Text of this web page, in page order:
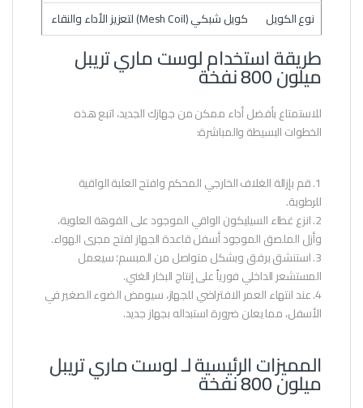
نوع الكويل كويل شبكي (Mesh Coil) لتعزيز الأداء والنقاء
طريقة استخدام لوست ماري تريبل
ميلون 800 نفخة
للاستمتاع بأفضل أداء ممكن من جهازك الجديد، اتبع هذه
الخطوات البسيطة والمباشرة:
1. قم بإزالة الغلاف الخارجي المحكم وافتح العلبة الواقية
للرطوبة.
2. انزع غطاء السيليكون الواقي الموجود على الفوهة العلوية،
وأزل الملصق الموجود أسفل قاعدة الجهاز لفتح مجرى الهواء.
3. استنشق برفق وبشكل متواصل من المبسم؛ سيعمل
المستشعر الداخلي فورياً على إنتاج البخار الغني.
4. عند انتهاء العمر الافتراضي للجهاز، سيومض الضوء الصغير في
الأسفل، مما يعلن ضرورة استبداله بجهاز جديد.
المميزات الرئيسية لـ لوست ماري تريبل
ميلون 800 نفخة